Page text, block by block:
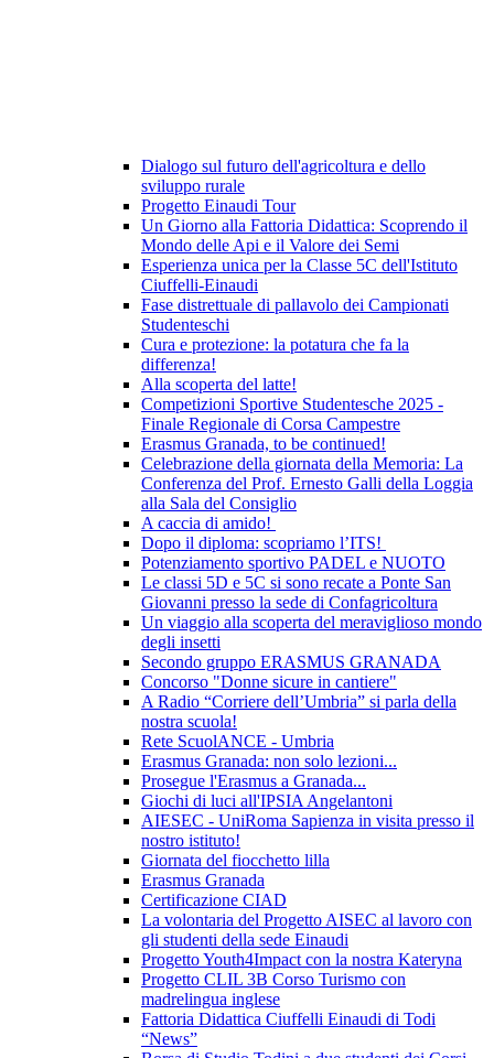
Dialogo sul futuro dell'agricoltura e dello
sviluppo rurale
Progetto Einaudi Tour
Un Giorno alla Fattoria Didattica: Scoprendo il
Mondo delle Api e il Valore dei Semi
Esperienza unica per la Classe 5C dell'Istituto
Ciuffelli-Einaudi
Fase distrettuale di pallavolo dei Campionati
Studenteschi
Cura e protezione: la potatura che fa la
differenza!
Alla scoperta del latte!
Competizioni Sportive Studentesche 2025 -
Finale Regionale di Corsa Campestre
Erasmus Granada, to be continued!
Celebrazione della giornata della Memoria: La
Conferenza del Prof. Ernesto Galli della Loggia
alla Sala del Consiglio
A caccia di amido!
Dopo il diploma: scopriamo l’ITS!
Potenziamento sportivo PADEL e NUOTO
Le classi 5D e 5C si sono recate a Ponte San
Giovanni presso la sede di Confagricoltura
Un viaggio alla scoperta del meraviglioso mondo
degli insetti
Secondo gruppo ERASMUS GRANADA
Concorso "Donne sicure in cantiere"
A Radio “Corriere dell’Umbria” si parla della
nostra scuola!
Rete ScuolANCE - Umbria
Erasmus Granada: non solo lezioni...
Prosegue l'Erasmus a Granada...
Giochi di luci all'IPSIA Angelantoni
AIESEC - UniRoma Sapienza in visita presso il
nostro istituto!
Giornata del fiocchetto lilla
Erasmus Granada
Certificazione CIAD
La volontaria del Progetto AISEC al lavoro con
gli studenti della sede Einaudi
Progetto Youth4Impact con la nostra Kateryna
Progetto CLIL 3B Corso Turismo con
madrelingua inglese
Fattoria Didattica Ciuffelli Einaudi di Todi
“News”